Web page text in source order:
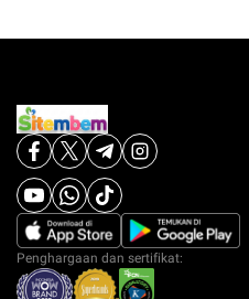
Penghargaan dan sertifikat: